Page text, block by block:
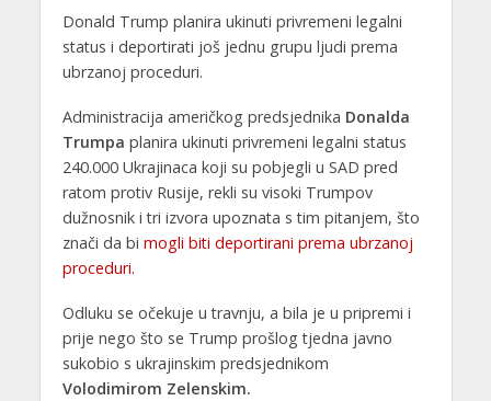
Donald Trump planira ukinuti privremeni legalni
status i deportirati još jednu grupu ljudi prema
ubrzanoj proceduri.
Administracija američkog predsjednika Donalda
Trumpa planira ukinuti privremeni legalni status
240.000 Ukrajinaca koji su pobjegli u SAD pred
ratom protiv Rusije, rekli su visoki Trumpov
dužnosnik i tri izvora upoznata s tim pitanjem, što
znači da bi mogli biti deportirani prema ubrzanoj
proceduri.
Odluku se očekuje u travnju, a bila je u pripremi i
prije nego što se Trump prošlog tjedna javno
sukobio s ukrajinskim predsjednikom
Volodimirom Zelenskim.